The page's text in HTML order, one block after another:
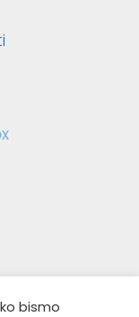
bismo